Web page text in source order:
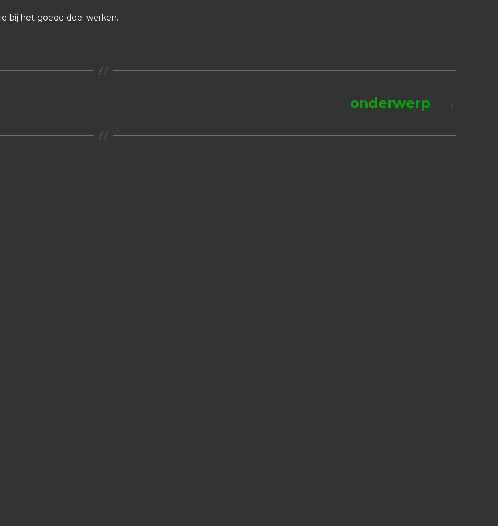
bij het goede doel werken.
→
onderwerp